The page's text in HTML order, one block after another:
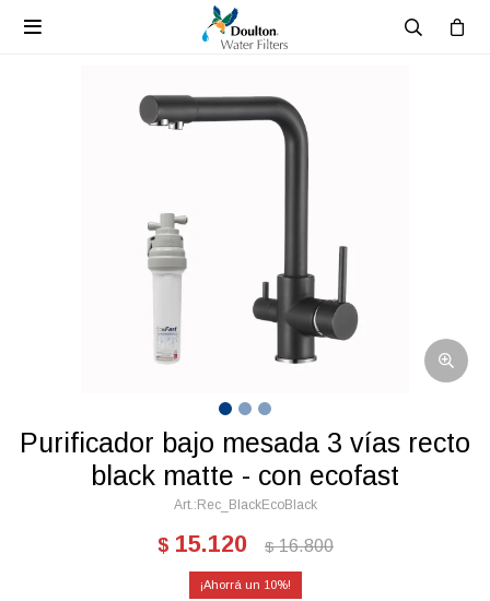

purificador bajo mesada 3 vías recto
black matte - con ecofast
Rec_BlackEcoBlack
$ 15.120 $ 16.800
10